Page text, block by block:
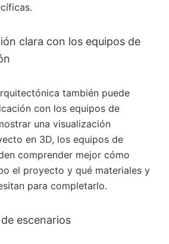
clara con los equipos de
también puede
con los equipos de
una visualización
en 3D, los equipos de
comprender mejor cómo
el proyecto y qué materiales y
para completarlo.
escenarios